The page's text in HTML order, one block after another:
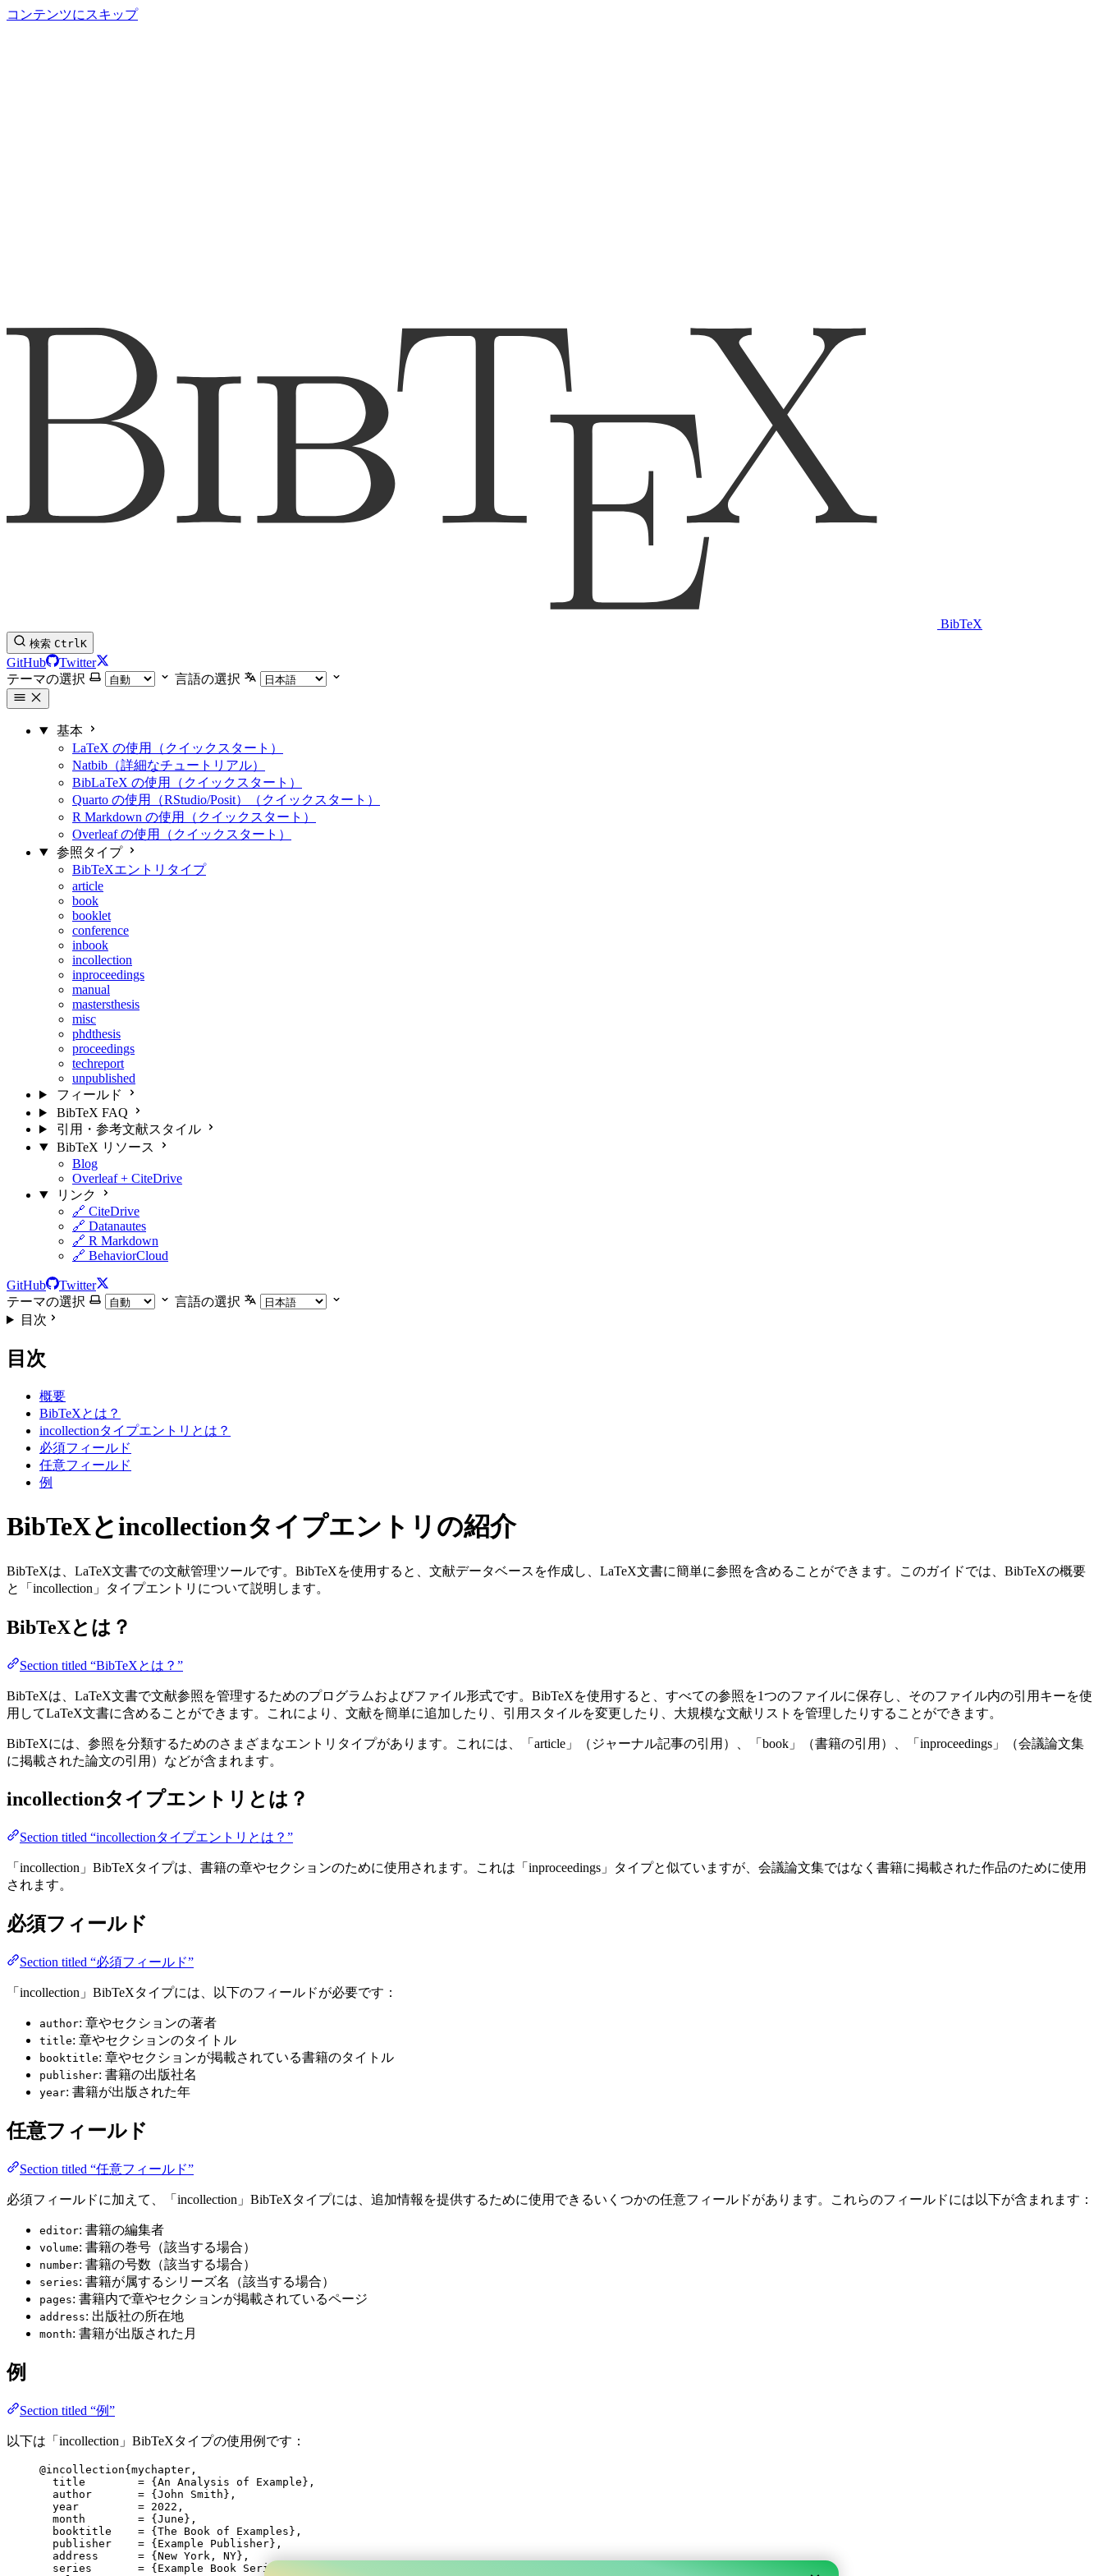
コンテンツにスキップ
BibTeX
検索 CtrlK
GitHub
Twitter
テーマの選択
言語の選択
基本
LaTeX の使用（クイックスタート）
Natbib（詳細なチュートリアル）
BibLaTeX の使用（クイックスタート）
Quarto の使用（RStudio/Posit）（クイックスタート）
R Markdown の使用（クイックスタート）
Overleaf の使用（クイックスタート）
参照タイプ
BibTeXエントリタイプ
article
book
booklet
conference
inbook
incollection
inproceedings
manual
mastersthesis
misc
phdthesis
proceedings
techreport
unpublished
フィールド
BibTeX FAQ
引用・参考文献スタイル
BibTeX リソース
Blog
Overleaf + CiteDrive
リンク
🔗 CiteDrive
🔗 Datanautes
🔗 R Markdown
🔗 BehaviorCloud
GitHub
Twitter
テーマの選択
言語の選択
目次
目次
概要
BibTeXとは？
incollectionタイプエントリとは？
必須フィールド
任意フィールド
例
BibTeXとincollectionタイプエントリの紹介
BibTeXは、LaTeX文書での文献管理ツールです。BibTeXを使用すると、文献データベースを作成し、LaTeX文書に簡単に参照を含めることができます。このガイドでは、BibTeXの概要
と「incollection」タイプエントリについて説明します。
BibTeXとは？
Section titled “BibTeXとは？”
BibTeXは、LaTeX文書で文献参照を管理するためのプログラムおよびファイル形式です。BibTeXを使用すると、すべての参照を1つのファイルに保存し、そのファイル内の引用キーを使
用してLaTeX文書に含めることができます。これにより、文献を簡単に追加したり、引用スタイルを変更したり、大規模な文献リストを管理したりすることができます。
BibTeXには、参照を分類するためのさまざまなエントリタイプがあります。これには、「article」（ジャーナル記事の引用）、「book」（書籍の引用）、「inproceedings」（会議論文集
に掲載された論文の引用）などが含まれます。
incollectionタイプエントリとは？
Section titled “incollectionタイプエントリとは？”
「incollection」BibTeXタイプは、書籍の章やセクションのために使用されます。これは「inproceedings」タイプと似ていますが、会議論文集ではなく書籍に掲載された作品のために使用
されます。
必須フィールド
Section titled “必須フィールド”
「incollection」BibTeXタイプには、以下のフィールドが必要です：
author: 章やセクションの著者
title: 章やセクションのタイトル
booktitle: 章やセクションが掲載されている書籍のタイトル
publisher: 書籍の出版社名
year: 書籍が出版された年
任意フィールド
Section titled “任意フィールド”
必須フィールドに加えて、「incollection」BibTeXタイプには、追加情報を提供するために使用できるいくつかの任意フィールドがあります。これらのフィールドには以下が含まれます：
editor: 書籍の編集者
volume: 書籍の巻号（該当する場合）
number: 書籍の号数（該当する場合）
series: 書籍が属するシリーズ名（該当する場合）
pages: 書籍内で章やセクションが掲載されているページ
address: 出版社の所在地
month: 書籍が出版された月
例
Section titled “例”
以下は「incollection」BibTeXタイプの使用例です：
@incollection{mychapter,
title
        =
{ An Analysis of Example } ,
author
       =
{ John Smith } ,
year
         =
2022 ,
month
        =
{ June } ,
booktitle
    =
{ The Book of Examples } ,
publisher
    =
{ Example Publisher } ,
address
      =
{ New York, NY } ,
series
       =
{ Example Book Series